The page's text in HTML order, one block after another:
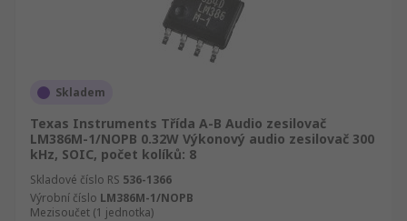
Skladem
Texas Instruments Třída A-B Audio zesilovač
LM386M-1/NOPB 0.32W Výkonový audio zesilovač 300
kHz, SOIC, počet kolíků: 8
Skladové číslo RS 536-1366
Výrobní číslo LM386M-1/NOPB
Mezisoučet (1 jednotka)